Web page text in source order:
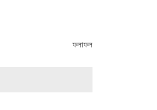
ফলাফল